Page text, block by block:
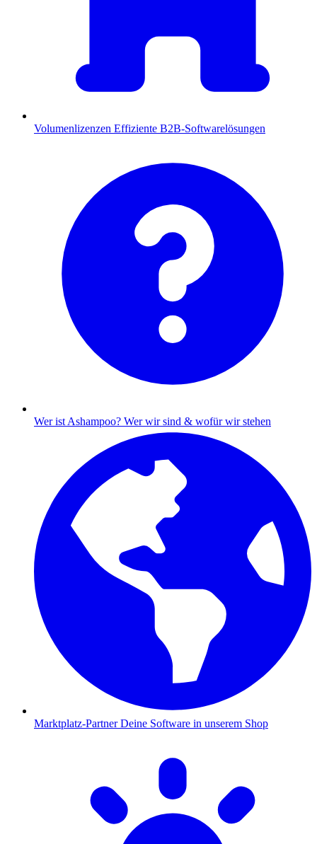
Volumenlizenzen Effiziente B2B-Softwarelösungen
Wer ist Ashampoo? Wer wir sind & wofür wir stehen
Marktplatz-Partner Deine Software in unserem Shop